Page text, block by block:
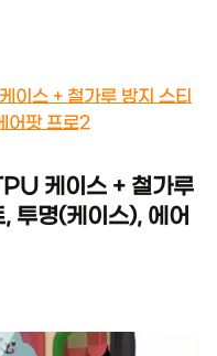
케이스 + 철가루
투명(케이스), 에어